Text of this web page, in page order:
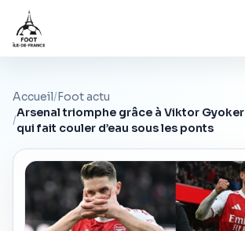
Accueil/Foot actu
/
Arsenal triomphe grâce à Viktor
qui fait couler d’eau sous les ponts